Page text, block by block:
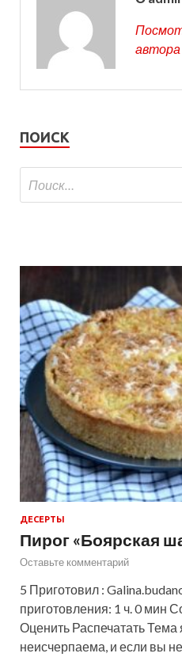
автора
ПОИСК
ДЕСЕРТЫ
Пирог «Боярская
Оставьте комментарий
5 Приготовил :
приготовления: 1 ч. 0 мин
Оценить Распечатать Тема
неисчерпаема, и если вы